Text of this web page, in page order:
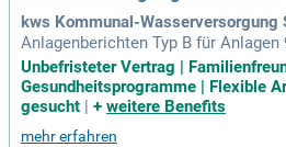
den dein Profil ab.
kws Kommunal-Wasserversorgung
Anlagenberichten Typ B für Anlagen
4110 Dein Profil: Abgeschlossene
usbildung in der Fachrichtung
ufbau von Starkstromanlagen
w.
Unbefristeter Vertrag |
Gesundheitsprogramme | Flexible
gesucht | + weitere Benefits
mehr erfahren